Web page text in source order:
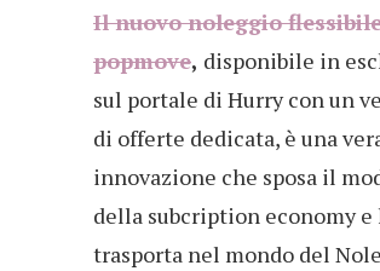
Il nuovo noleggio
popmove, disponibile in
sul portale di Hurry con un
di offerte dedicata, è una
innovazione che sposa il
della subcription economy e
trasporta nel mondo del